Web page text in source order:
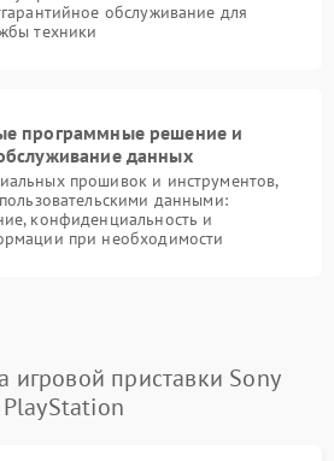
обслуживание для
техники
программные решение и
данных
прошивок и инструментов,
данными:
конфиденциальность и
при необходимости
игровой приставки Sony
PlayStation